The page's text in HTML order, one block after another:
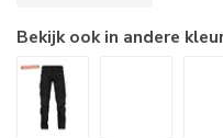
Bekijk ook in andere